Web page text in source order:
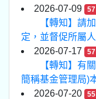
2026-07-09
57
【轉知】請
定，並督促所屬
2026-07-17
57
【轉知】有
簡稱基金管理局)
2026-07-20
55